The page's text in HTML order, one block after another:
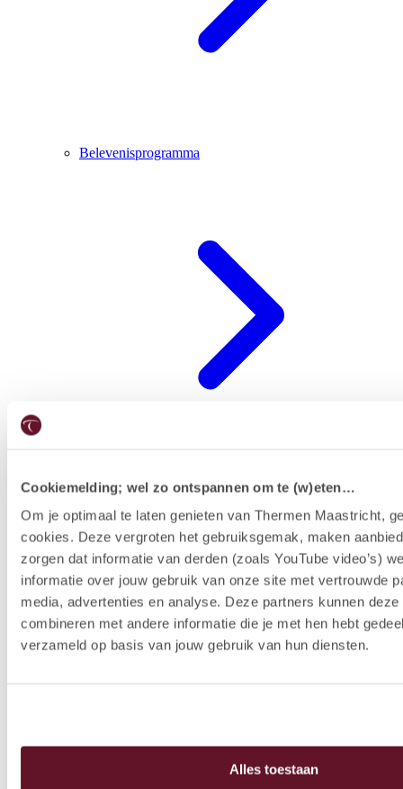
Cookiemelding; wel zo ontspannen om te (w)eten…
Om je optimaal te laten genieten van Thermen Maastricht,
cookies. Deze vergroten het gebruiksgemak, maken
zorgen dat informatie van derden (zoals YouTube video’s)
informatie over jouw gebruik van onze site met vertrouwde
media, advertenties en analyse. Deze partners kunnen deze
combineren met andere informatie die je met hen hebt
verzameld op basis van jouw gebruik van hun diensten.
Alles toestaan
Belevenisprogramma
Restaurants